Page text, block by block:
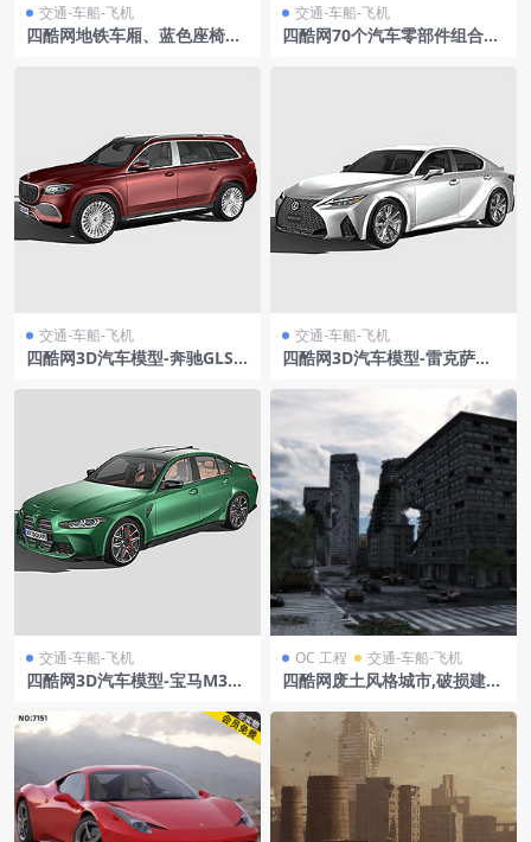
交通-车船-飞机
四酷网地铁车厢、蓝色座椅、
交通-车船-飞机
四酷网70个汽车零部件组合模
交通-车船-飞机
四酷网3D汽车模型-奔驰GLS6
ybach2021
交通-车船-飞机
四酷网3D汽车模型-雷克萨斯I
交通-车船-飞机
四酷网3D汽车模型-宝马M3b
1
OC 工程 交通-车船-飞机
四酷网废土风格城市,破损建筑